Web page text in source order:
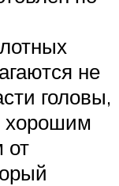
не
головы,
хорошим
от